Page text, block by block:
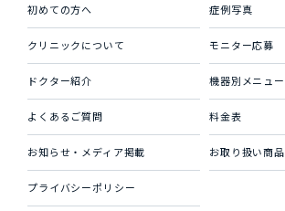
初めての方へ 症例写真
クリニックについて モニター応募
ドクター紹介 機器別メニュー
よくあるご質問 料金表
お知らせ・メディア掲載 お取り扱い商品
プライバシーポリシー